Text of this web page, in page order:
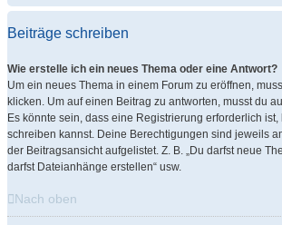
Beiträge schreiben
Wie erstelle ich ein neues Thema oder eine Antwort?
Um ein neues Thema in einem Forum zu eröffnen,
klicken. Um auf einen Beitrag zu antworten, musst du
Es könnte sein, dass eine Registrierung erforderlich
schreiben kannst. Deine Berechtigungen sind jeweils
der Beitragsansicht aufgelistet. Z. B. „Du darfst neue
darfst Dateianhänge erstellen“ usw.
Nach oben